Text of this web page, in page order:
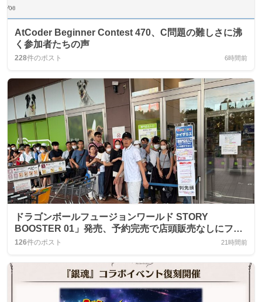
AtCoder Beginner Contest 470、C問題の難しさに沸
く参加者たちの声
228件のポスト 6時間前
ドラゴンボールフュージョンワールド STORY
BOOSTER 01」発売、予約完売で店頭販売なしにファ
ンが大騒ぎ
126件のポスト 21時間前